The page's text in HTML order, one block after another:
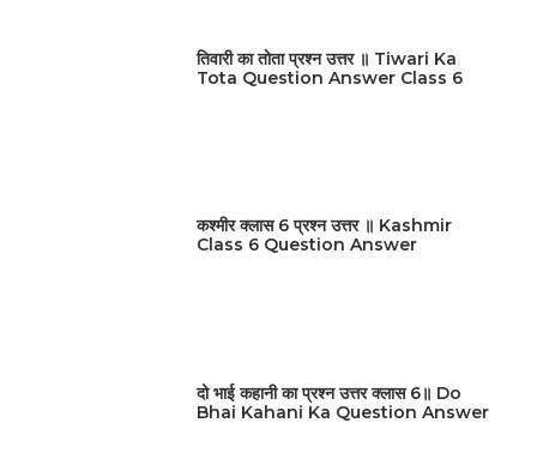
तिवारी का तोता प्रश्न उत्तर ॥ Tiwari Ka
Tota Question Answer Class 6
कश्मीर क्लास 6 प्रश्न उत्तर ॥ Kashmir
Class 6 Question Answer
दो भाई कहानी का प्रश्न उत्तर क्लास 6॥ Do
Bhai Kahani Ka Question Answer